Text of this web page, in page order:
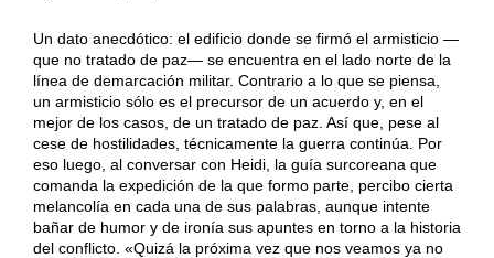
Un dato anecdótico: el edificio donde se firmó el armisticio —
que no tratado de paz— se encuentra en el lado norte de la
línea de demarcación militar. Contrario a lo que se piensa,
un armisticio sólo es el precursor de un acuerdo y, en el
mejor de los casos, de un tratado de paz. Así que, pese al
cese de hostilidades, técnicamente la guerra continúa. Por
eso luego, al conversar con Heidi, la guía surcoreana que
comanda la expedición de la que formo parte, percibo cierta
melancolía en cada una de sus palabras, aunque intente
bañar de humor y de ironía sus apuntes en torno a la historia
del conflicto. «Quizá la próxima vez que nos veamos ya no